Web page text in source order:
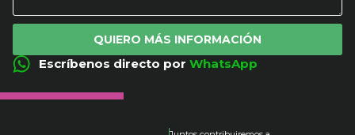
QUIERO MÁS INFORMACIÓN
Escríbenos directo por WhatsApp